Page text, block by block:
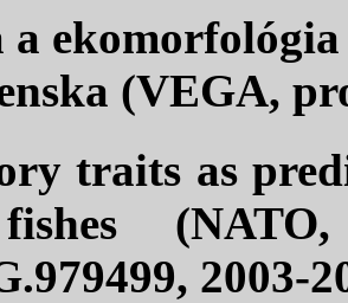
a
(VEGA,
traits as
2003-